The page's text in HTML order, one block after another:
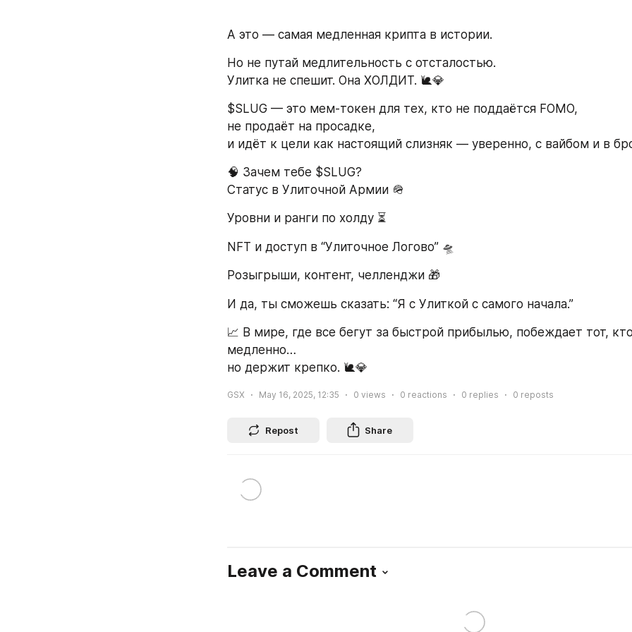
А это — самая медленная крипта в истории.
Но не путай медлительность с отсталостью.
Улитка не спешит. Она ХОЛДИТ. 🐌💎
$SLUG — это мем-токен для тех, кто не поддаётся FOMO,
не продаёт на просадке,
и идёт к цели как настоящий слизняк — уверенно, с вайбом и в
🧠 Зачем тебе $SLUG?
Статус в Улиточной Армии 🪖
Уровни и ранги по холду ⏳
NFT и доступ в “Улиточное Логово” 🛸
Розыгрыши, контент, челленджи 🎁
И да, ты сможешь сказать: “Я с Улиткой с самого начала.”
📈 В мире, где все бегут за быстрой прибылью, побеждает тот,
медленно…
но держит крепко. 🐌💎
GSX May 16, 2025, 12:35 0 views 0 reactions 0 replies 0 reposts
Repost Share
Leave a Comment